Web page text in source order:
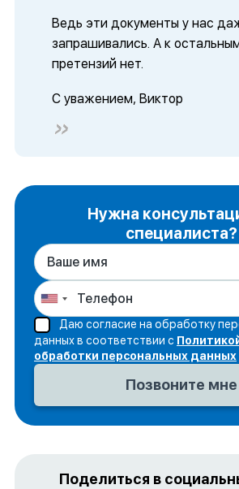
Ведь эти документы у нас
запрашивались. А к
претензий нет.
С уважением, Виктор
Нужна
специалиста?
Даю согласие на обработку
данных в соответствии с
обработки персональных данных
Поделиться в